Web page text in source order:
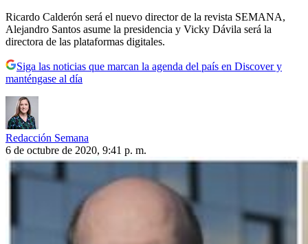
Ricardo Calderón será el nuevo director de la revista SEMANA,
Alejandro Santos asume la presidencia y Vicky Dávila será la
directora de las plataformas digitales.
Siga las noticias que marcan la agenda del país en Discover y
manténgase al día
Redacción Semana
6 de octubre de 2020, 9:41 p. m.